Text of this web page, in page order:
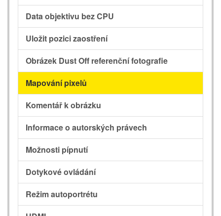
Data objektivu bez CPU
Uložit pozici zaostření
Obrázek Dust Off referenční fotografie
Mapování pixelů
Komentář k obrázku
Informace o autorských právech
Možnosti pípnutí
Dotykové ovládání
Režim autoportrétu